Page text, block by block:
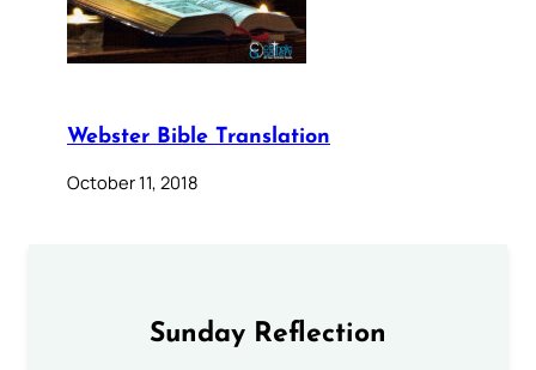
Webster Bible Translation
October 11, 2018
Sunday Reflection